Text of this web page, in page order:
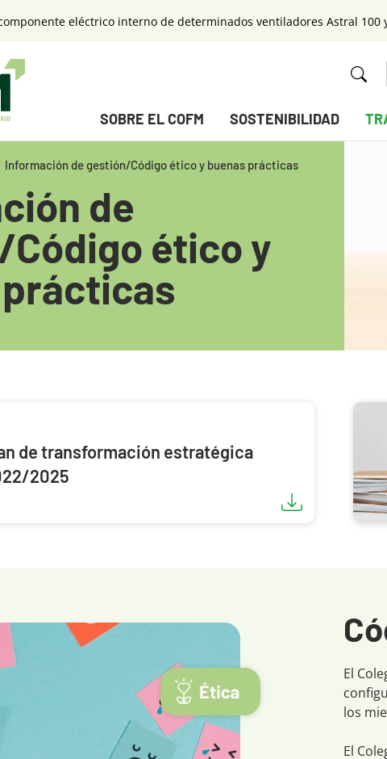
contenido principal
eléctrico interno de determinados ventiladores Astral 100
Menú principalSOBRE EL COFM SOSTENIBILIDAD
Información de gestión/Código ético y buenas prácticas
de
ético y
de transformación estratégica
2025
El
los
El